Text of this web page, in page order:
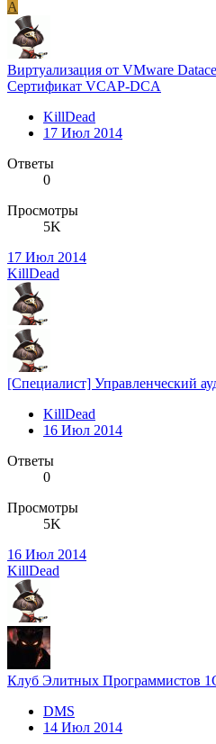
A
Виртуализация от VMware
Сертификат VCAP-DCA
KillDead
17 Июл 2014
Ответы
0
Просмотры
5K
17 Июл 2014
KillDead
[Специалист] Управленческий
KillDead
16 Июл 2014
Ответы
0
Просмотры
5K
16 Июл 2014
KillDead
Клуб Элитных Программистов
DMS
14 Июл 2014